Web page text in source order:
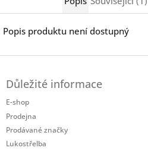
Popis produktu není dostupný
Důležité informace
E-shop
Prodejna
Prodávané značky
Lukostřelba